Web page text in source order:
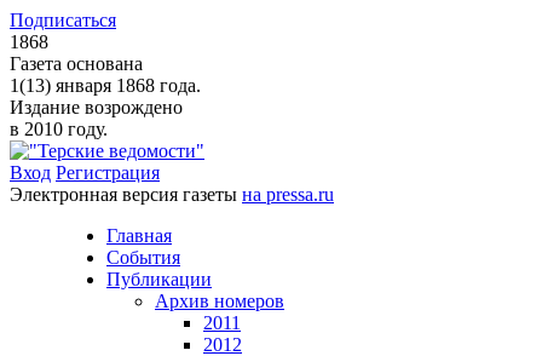
Подписаться
1868
Газета основана
1(13) января 1868 года.
Издание возрождено
в 2010 году.
Вход Регистрация
Электронная версия газеты на pressa.ru
Главная
События
Публикации
Архив номеров
2011
2012